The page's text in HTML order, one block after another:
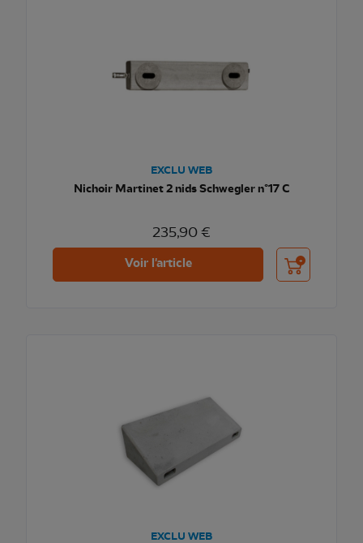
EXCLU WEB
Nichoir Martinet 2 nids Schwegler n°17 C
235,90 €
Voir l'article Ajouter au
EXCLU WEB